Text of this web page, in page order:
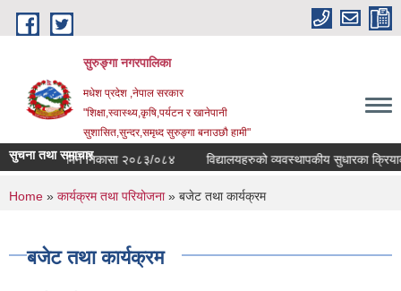
Skip to main content
सुरुङ्‍गा नगरपालिका
मधेश प्रदेश ,नेपाल सरकार
"शिक्षा,स्वास्थ्य,कृषि,पर्यटन र खानेपानी
सुशासित,सुन्दर,समृध्द सुरुङ्गा बनाउछौ हामी"
सुचना तथा समाचार
अनुगमन निकासा २०८३/०८४ विद्यालयहरुको व्यवस्थापकीय सुधारका
You are here
Home » कार्यक्रम तथा परियोजना» बजेट तथा कार्यक्रम
बजेट तथा कार्यक्रम